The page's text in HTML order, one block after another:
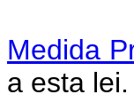
Medida
a esta lei.